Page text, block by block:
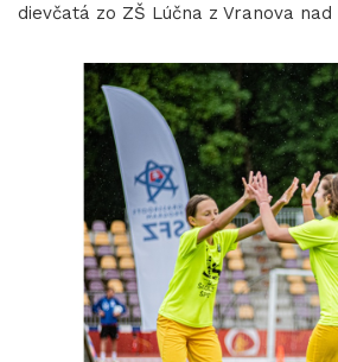
dievčatá zo ZŠ Lúčna z Vranova nad